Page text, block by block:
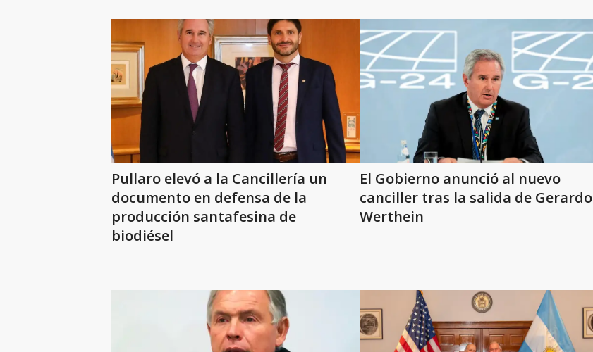
Pullaro elevó a la Cancillería un
documento en defensa de la
producción santafesina de
biodiésel
El Gobierno anunció al nuevo
canciller tras la salida de Gerardo
Werthein